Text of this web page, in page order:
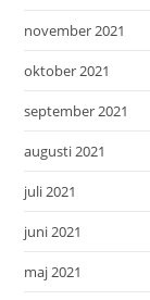
november 2021
oktober 2021
september 2021
augusti 2021
juli 2021
juni 2021
maj 2021